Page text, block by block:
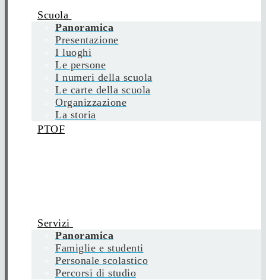
Scuola
Panoramica
Presentazione
I luoghi
Le persone
I numeri della scuola
Le carte della scuola
Organizzazione
La storia
PTOF
Servizi
Panoramica
Famiglie e studenti
Personale scolastico
Percorsi di studio